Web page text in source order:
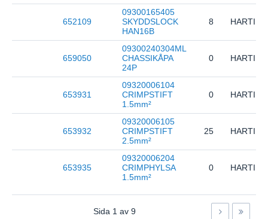
652109
09300165405
SKYDDSLOCK
HAN16B
8 HARTING
659050
09300240304ML
CHASSIKÅPA
24P
0 HARTING
653931
09320006104
CRIMPSTIFT
1.5mm²
0 HARTING
653932
09320006105
CRIMPSTIFT
2.5mm²
25 HARTING
653935
09320006204
CRIMPHYLSA
1.5mm²
0 HARTING
Sida 1 av 9